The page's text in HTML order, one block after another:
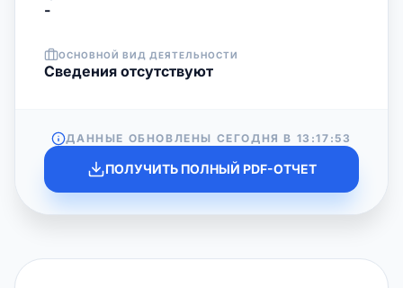
-
ОСНОВНОЙ ВИД ДЕЯТЕЛЬНОСТИ
Cведения отсутствуют
ДАННЫЕ ОБНОВЛЕНЫ СЕГОДНЯ В 13:17:53
ПОЛУЧИТЬ ПОЛНЫЙ PDF-ОТЧЕТ